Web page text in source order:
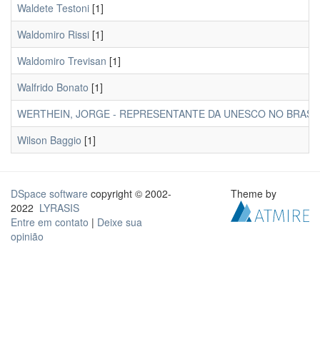
Waldete Testoni [1]
Waldomiro Rissi [1]
Waldomiro Trevisan [1]
Walfrido Bonato [1]
WERTHEIN, JORGE - REPRESENTANTE DA UNESCO NO
Wilson Baggio [1]
DSpace software copyright © 2002-
2022 LYRASIS
Entre em contato | Deixe sua
opinião
Theme by